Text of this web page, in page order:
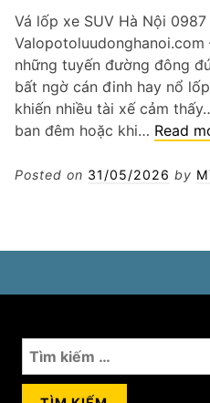
Vá lốp xe SUV Hà Nội
những tuyến đường đông
bất ngờ cán đinh hay nổ
khiến nhiều tài xế cảm
ban đêm hoặc khi… Read
Posted on 31/05/2026 by
Tìm
kiếm
cho: